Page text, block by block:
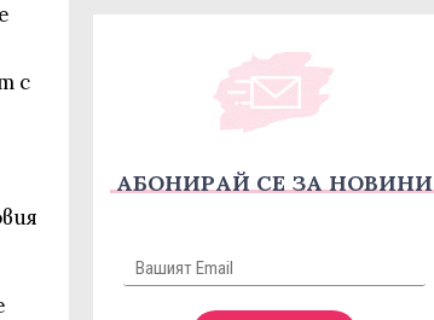
с
АБОНИРАЙ СЕ ЗА НОВИНИ